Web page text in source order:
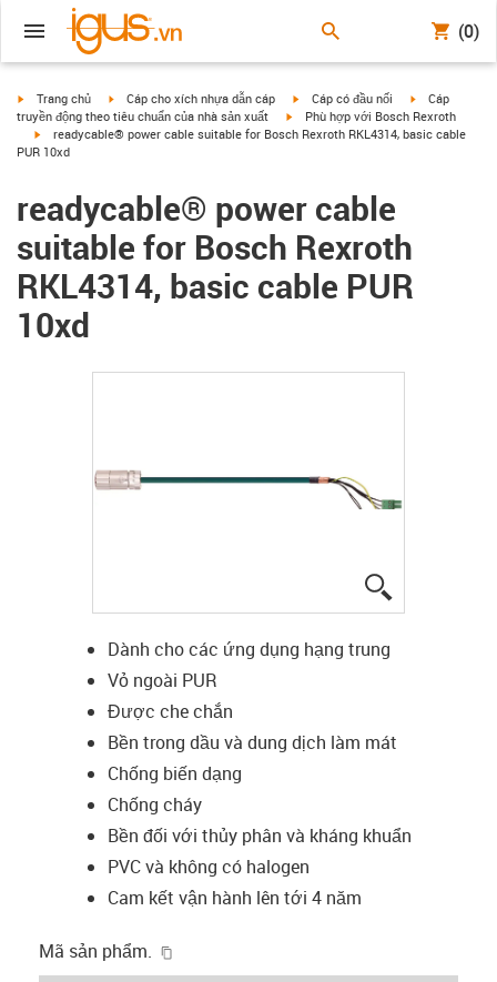
(0)
igus-icon-arrow-right
Trang chủ igus-icon-arrow-right
Cáp cho xích nhựa dẫn cáp igus-icon-arrow-right
Cáp có đầu nối igus-icon-
Cáp
truyền động theo tiêu chuẩn của nhà sản xuất
igus-icon-arrow-right
Phù hợp với Bosch Rexroth
igus-icon-arrow-right
readycable® power cable suitable for Bosch Rexroth RKL4314, basic cable
PUR 10xd
readycable® power cable
suitable for Bosch Rexroth
RKL4314, basic cable PUR
10xd
Dành cho các ứng dụng hạng trung
Vỏ ngoài PUR
Được che chắn
Bền trong dầu và dung dịch làm mát
Chống biến dạng
Chống cháy
Bền đối với thủy phân và kháng khuẩn
PVC và không có halogen
Cam kết vận hành lên tới 4 năm
Mã sản phẩm.